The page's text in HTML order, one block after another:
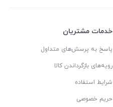
خدمات مشتریان
پاسخ به پرسش‌های متداول
رویه‌های بازگرداندن کالا
شرایط استفاده
حریم خصوصی